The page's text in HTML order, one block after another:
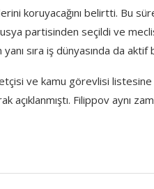
koruyacağını belirtti. Bu
partisinden seçildi ve
sıra iş dünyasında da aktif
ve kamu görevlisi
Filippov aynı